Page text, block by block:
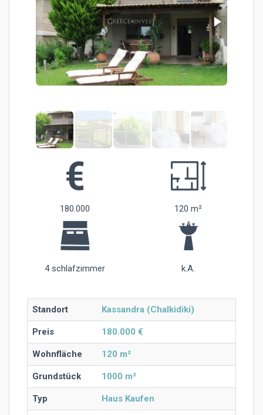
180.000 120 m²
4 schlafzimmer k.A.
Standort Kassandra (Chalkidiki)
Preis 180.000 €
Wohnfläche 120 m²
Grundstück 1000 m²
Typ Haus Kaufen